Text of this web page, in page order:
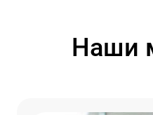
Наши